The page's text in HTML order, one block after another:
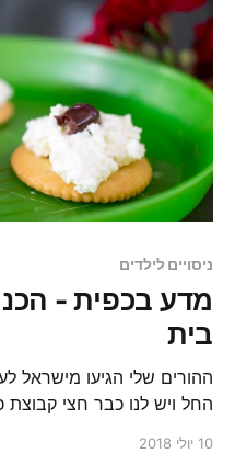
ניסויים לילדים
מדע בכפית -
בית
ההורים שלי הגיעו מישראל
החל ויש לנו כבר חצי
10 יולי 2018